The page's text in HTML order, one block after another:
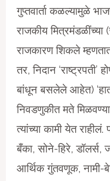
गुप्तवार्ता कळल्यामुळे
राजकीय मित्रमंडळींच्या
राजकारण शिकले
तर, निदान ‘राष्ट्रपती’
बांधून बसलेले आहेत)
निवडणुकीत मते
त्यांच्या कामी येत
बँका, सोने-हिरे, डॉलर्स,
आर्थिक गुंतवणूक, नामी-